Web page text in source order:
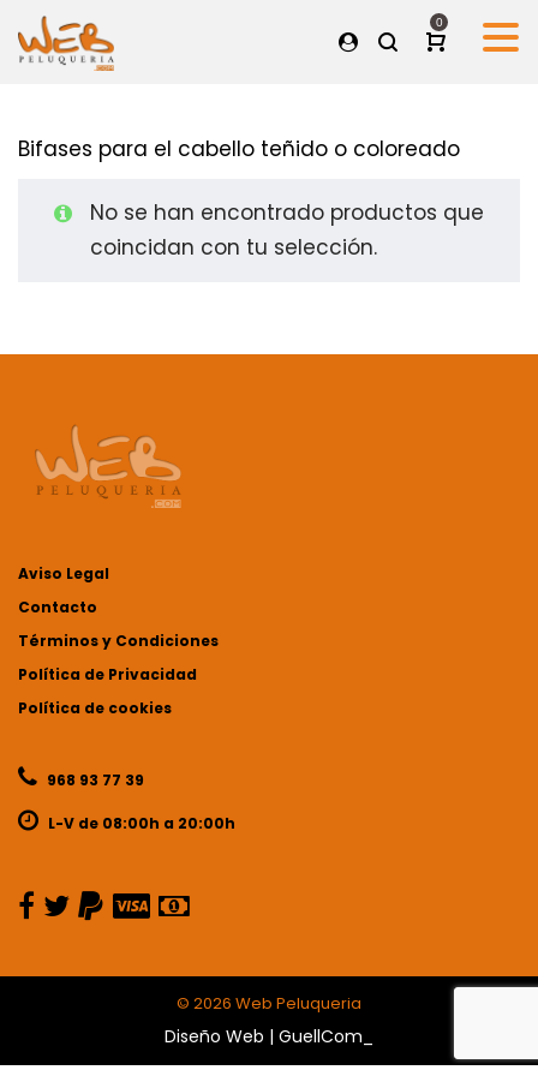
0
Bifases para el cabello teñido o coloreado
No se han encontrado productos que
coincidan con tu selección.
Aviso Legal
Contacto
Términos y Condiciones
Política de Privacidad
Política de cookies
968 93 77 39
L-V de 08:00h a 20:00h
© 2026 Web Peluqueria
Diseño Web | GuellCom_